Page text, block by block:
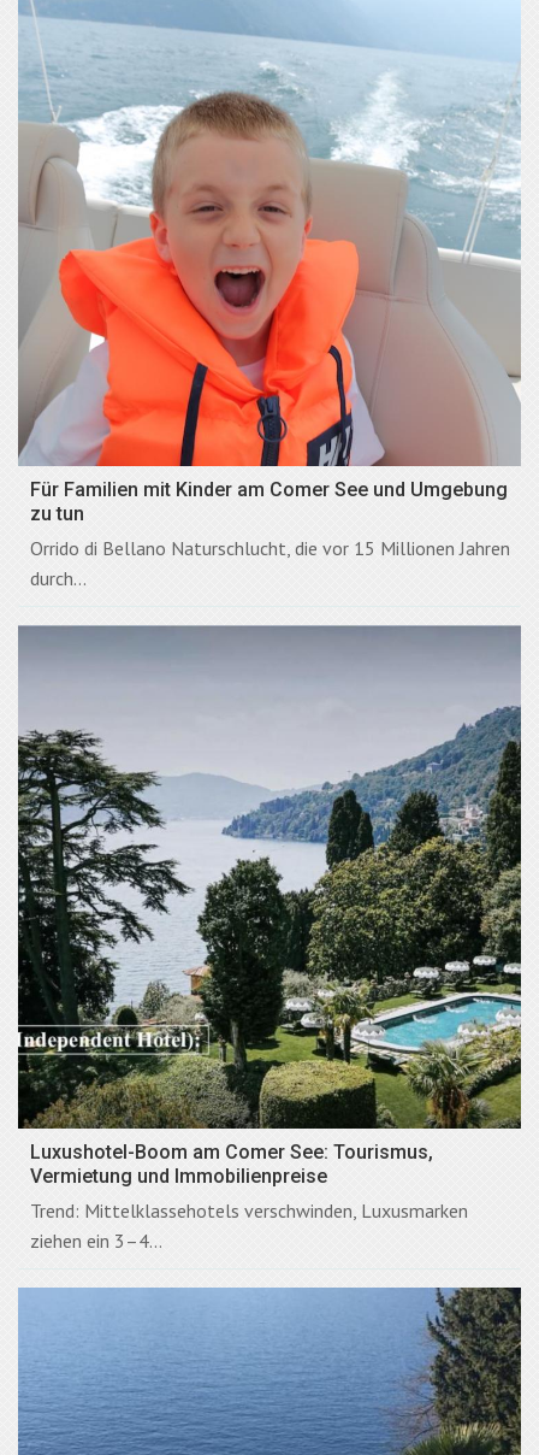
Für Familien mit Kinder am Comer See und Umgebung
zu tun
Orrido di Bellano Naturschlucht, die vor 15 Millionen Jahren
durch...
Luxushotel-Boom am Comer See: Tourismus,
Vermietung und Immobilienpreise
Trend: Mittelklassehotels verschwinden, Luxusmarken
ziehen ein 3–4...